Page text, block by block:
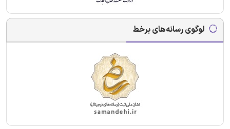
لوگوی رسانه‌های برخط